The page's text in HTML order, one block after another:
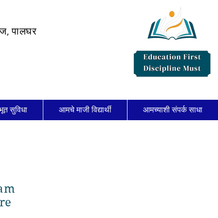
पालघर
सुविधा आमचे माजी विद्यार्थी आमच्याशी संपर्क साधा